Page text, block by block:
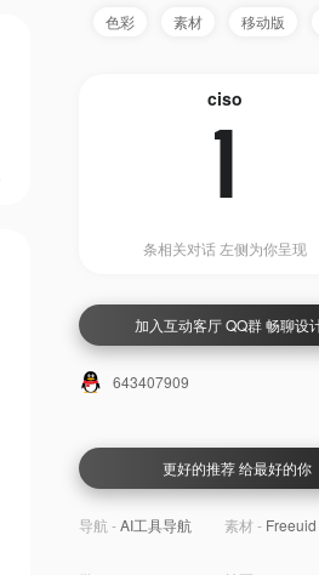
色彩 素材 移动版
ciso
1
条相关对话 左侧为你呈现
加入互动客厅 QQ群 畅聊设
643407909
更好的推荐 给最好的你
导航 -AI工具导航 素材 - Freeuid